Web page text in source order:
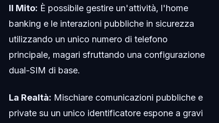
Il Mito: È possibile gestire un'attività, l'home
banking e le interazioni pubbliche in sicurezza
utilizzando un unico numero di telefono
principale, magari sfruttando una configurazione
dual-SIM di base.
La Realtà: Mischiare comunicazioni pubbliche e
private su un unico identificatore espone a gravi